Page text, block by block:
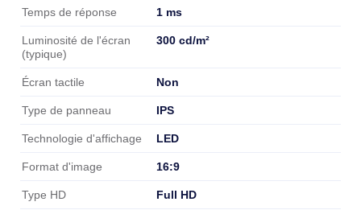
Temps de réponse 1 ms
Luminosité de l'écran
(typique)
300 cd/m²
Écran tactile Non
Type de panneau IPS
Technologie d'affichage LED
Format d'image 16:9
Type HD Full HD